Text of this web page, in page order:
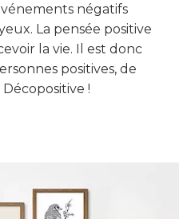
négatifs
La pensée positive
la vie. Il est donc
positives, de
!